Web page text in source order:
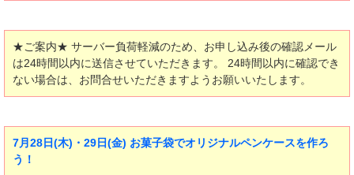
★ご案内★ サーバー負荷軽減のため、お申し込み後の確認メール
は24時間以内に送信させていただきます。 24時間以内に確認でき
ない場合は、お問合せいただきますようお願いいたします。
7月28日(木)・29日(金) お菓子袋でオリジナルペンケースを作ろ
う！